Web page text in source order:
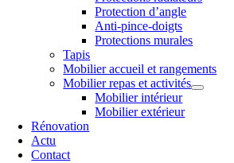
Protection d’angle
Anti-pince-doigts
Protections murales
Tapis
Mobilier accueil et rangements
Mobilier repas et activités
Mobilier intérieur
Mobilier extérieur
Rénovation
Actu
Contact